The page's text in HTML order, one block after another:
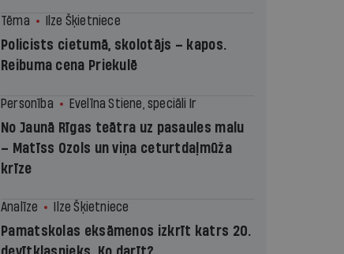
Tēma Ilze Šķietniece
Policists cietumā, skolotājs – kapos.
Reibuma cena Priekulē
Personība Evelīna Stiene, speciāli Ir
No Jaunā Rīgas teātra uz pasaules malu
– Matīss Ozols un viņa ceturtdaļmūža
krīze
Analīze Ilze Šķietniece
Pamatskolas eksāmenos izkrīt katrs 20.